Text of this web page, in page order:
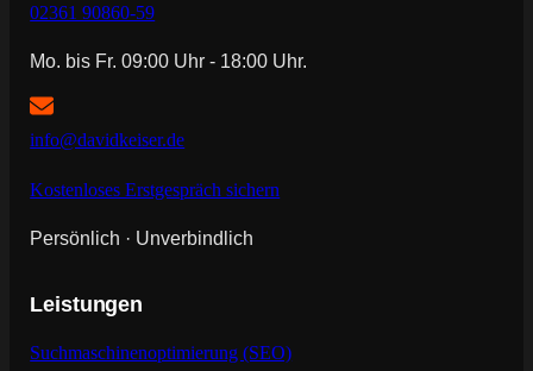
02361 90860-59
Mo. bis Fr. 09:00 Uhr - 18:00 Uhr.
info@davidkeiser.de
Kostenloses Erstgespräch sichern
Persönlich · Unverbindlich
Leistungen
Suchmaschinenoptimierung (SEO)